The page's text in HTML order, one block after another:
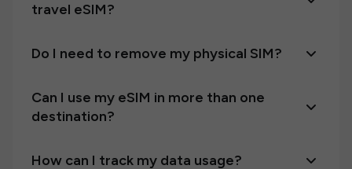
travel eSIM?
Do I need to remove my physical SIM?
Can I use my eSIM in more than one
destination?
How can I track my data usage?